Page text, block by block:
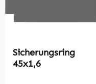
Sicherungsring
45x1,6